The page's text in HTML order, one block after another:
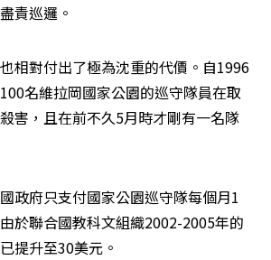
責巡邏。
相對付出了極為沈重的代價。自1996
名維拉岡國家公園的巡守隊員在取
害，且在前不久5月時才剛有一名隊
政府只支付國家公園巡守隊每個月1
於聯合國教科文組織2002-2005年的
提升至30美元。